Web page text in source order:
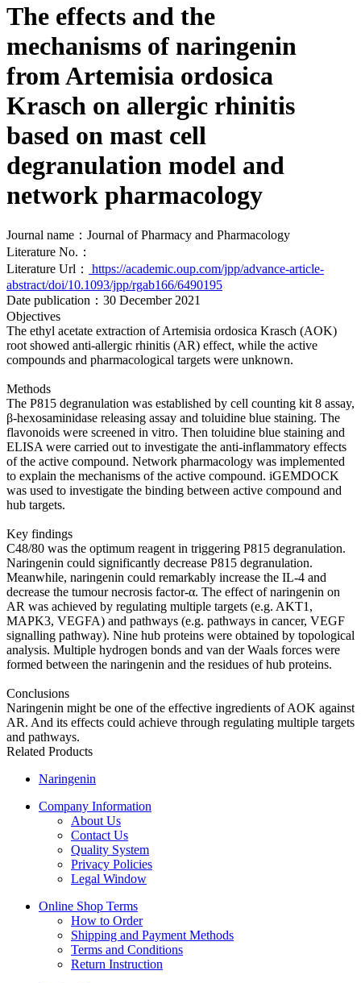
The effects and the
mechanisms of naringenin
from Artemisia ordosica
Krasch on allergic rhinitis
based on mast cell
degranulation model and
network pharmacology
Journal name：Journal of Pharmacy and Pharmacology
Literature No.：
Literature Url：
https://academic.oup.com/jpp/advance-article-
abstract/doi/10.1093/jpp/rgab166/6490195
Date publication：30 December 2021
Objectives
The ethyl acetate extraction of Artemisia ordosica Krasch (AOK)
root showed anti-allergic rhinitis (AR) effect, while the active
compounds and pharmacological targets were unknown.
Methods
The P815 degranulation was established by cell counting kit 8 assay,
β-hexosaminidase releasing assay and toluidine blue staining. The
flavonoids were screened in vitro. Then toluidine blue staining and
ELISA were carried out to investigate the anti-inflammatory effects
of the active compound. Network pharmacology was implemented
to explain the mechanisms of the active compound. iGEMDOCK
was used to investigate the binding between active compound and
hub targets.
Key findings
C48/80 was the optimum reagent in triggering P815 degranulation.
Naringenin could significantly decrease P815 degranulation.
Meanwhile, naringenin could remarkably increase the IL-4 and
decrease the tumour necrosis factor-α. The effect of naringenin on
AR was achieved by regulating multiple targets (e.g. AKT1,
MAPK3, VEGFA) and pathways (e.g. pathways in cancer, VEGF
signalling pathway). Nine hub proteins were obtained by topological
analysis. Multiple hydrogen bonds and van der Waals forces were
formed between the naringenin and the residues of hub proteins.
Conclusions
Naringenin might be one of the effective ingredients of AOK against
AR. And its effects could achieve through regulating multiple targets
and pathways.
Related Products
Naringenin
Company Information
About Us
Contact Us
Quality System
Privacy Policies
Legal Window
Online Shop Terms
How to Order
Shipping and Payment Methods
Terms and Conditions
Return Instruction